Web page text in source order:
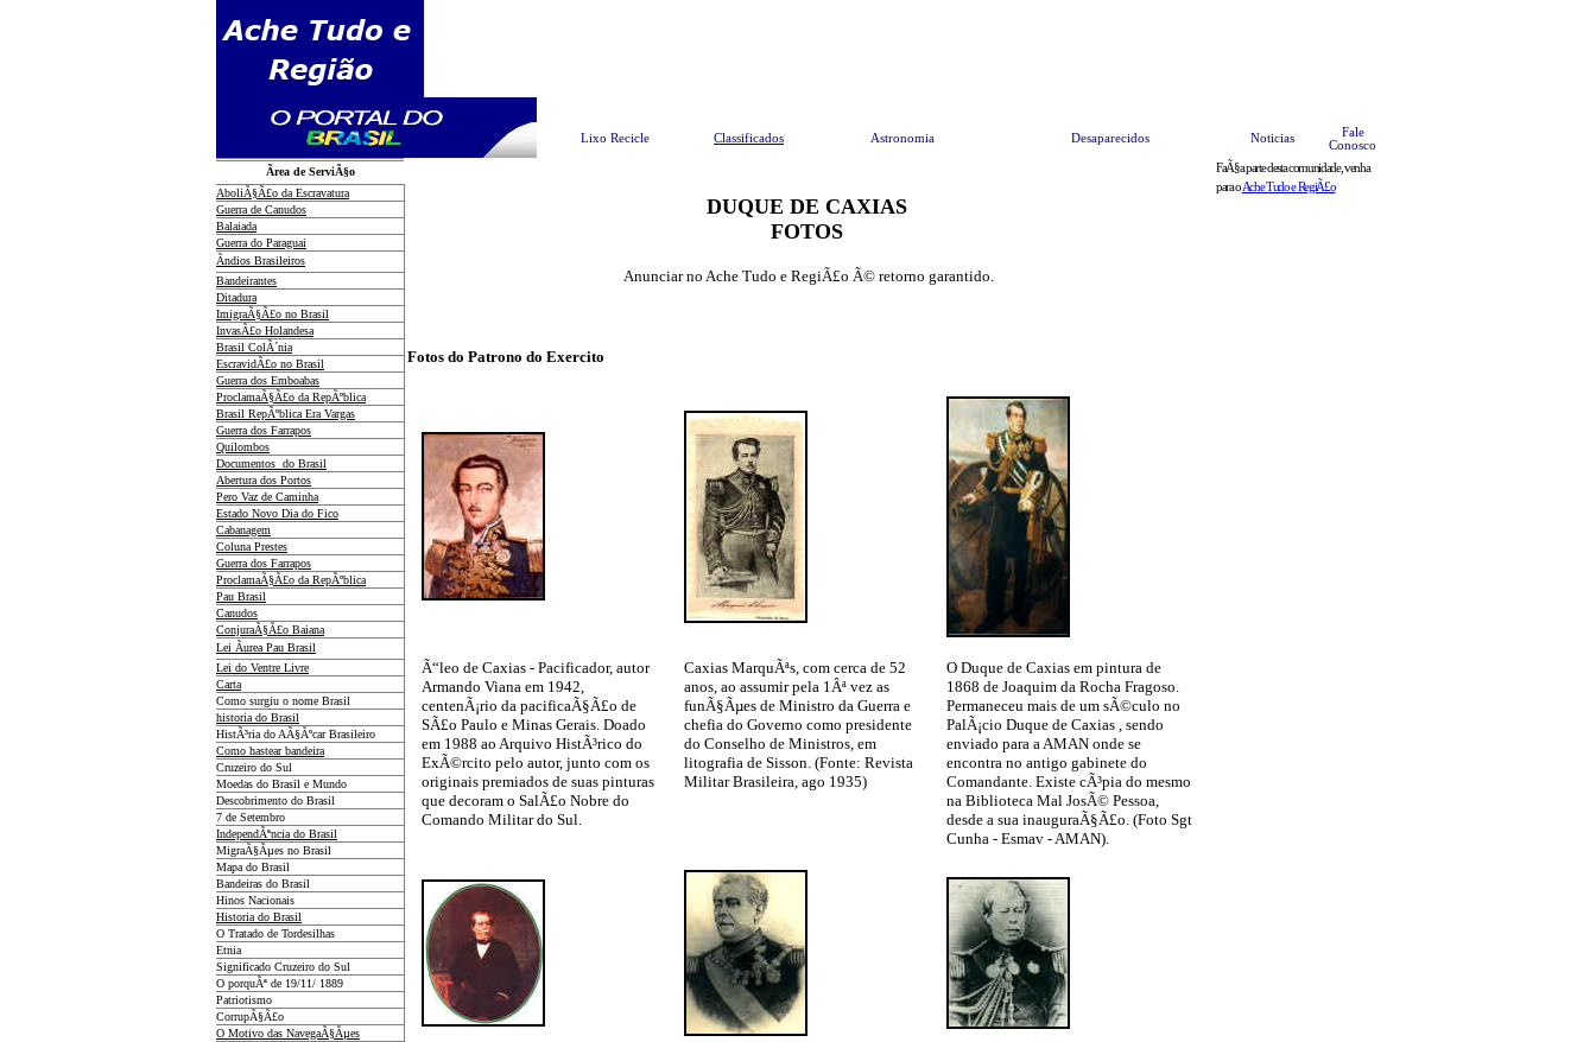
Lixo Recicle Classificados Astronomia Desaparecidos Noticias
Fale
Conosco
Ãrea de ServiÃ§o
AboliÃ§Ã£o da Escravatura
Guerra de Canudos
Balaiada
Guerra do Paraguai
Ãndios Brasileiros
Bandeirantes
Ditadura
ImigraÃ§Ã£o no Brasil
InvasÃ£o Holandesa
Brasil ColÃ´nia
EscravidÃ£o no Brasil
Guerra dos Emboabas
ProclamaÃ§Ã£o da RepÃºblica
Brasil RepÃºblica Era Vargas
Guerra dos Farrapos
Quilombos
Documentos do Brasil
Abertura dos Portos
Pero Vaz de Caminha
Estado Novo Dia do Fico
Cabanagem
Coluna Prestes
Guerra dos Farrapos
ProclamaÃ§Ã£o da RepÃºblica
Pau Brasil
Canudos
ConjuraÃ§Ã£o Baiana
Lei Ãurea Pau Brasil
Lei do Ventre Livre
Carta
Como surgiu o nome Brasil
historia do Brasil
HistÃ³ria do AÃ§Ãºcar Brasileiro
Como hastear bandeira
Cruzeiro do Sul
Moedas do Brasil e Mundo
Descobrimento do Brasil
7 de Setembro
IndependÃªncia do Brasil
MigraÃ§Ãµes no Brasil
Mapa do Brasil
Bandeiras do Brasil
Hinos Nacionais
Historia do Brasil
O Tratado de Tordesilhas
Etnia
Significado Cruzeiro do Sul
O porquÃª de 19/11/ 1889
Patriotismo
CorrupÃ§Ã£o
O Motivo das NavegaÃ§Ãµes
DUQUE DE CAXIAS
FOTOS
Anunciar no Ache Tudo e RegiÃ£o Ã© retorno garantido.
Fotos do Patrono do Exercito
Ã“leo de Caxias - Pacificador, autor
Armando Viana em 1942,
centenÃ¡rio da pacificaÃ§Ã£o de
SÃ£o Paulo e Minas Gerais. Doado
em 1988 ao Arquivo HistÃ³rico do
ExÃ©rcito pelo autor, junto com os
originais premiados de suas pinturas
que decoram o SalÃ£o Nobre do
Comando Militar do Sul.
Caxias MarquÃªs, com cerca de 52
anos, ao assumir pela 1Âª vez as
funÃ§Ãµes de Ministro da Guerra e
chefia do Governo como presidente
do Conselho de Ministros, em
litografia de Sisson. (Fonte: Revista
Militar Brasileira, ago 1935)
O Duque de Caxias em pintura de
1868 de Joaquim da Rocha Fragoso.
Permaneceu mais de um sÃ©culo no
PalÃ¡cio Duque de Caxias , sendo
enviado para a AMAN onde se
encontra no antigo gabinete do
Comandante. Existe cÃ³pia do mesmo
na Biblioteca Mal JosÃ© Pessoa,
desde a sua inauguraÃ§Ã£o. (Foto Sgt
Cunha - Esmav - AMAN).
FaÃ§a parte desta comunidade, venha
para oAche Tudo e RegiÃ£o